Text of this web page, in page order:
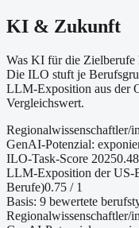
KI & Zukunft
Was KI für die Zielberufe
Die ILO stuft je
LLM-Exposition aus der
Vergleichswert.
Regionalwissenschaftler/
GenAI-Potenzial:
ILO-Task-Score 20250.48
LLM-Exposition der US-
Berufe)0.75 / 1
Basis: 9 bewertete
Regionalwissenschaftler/